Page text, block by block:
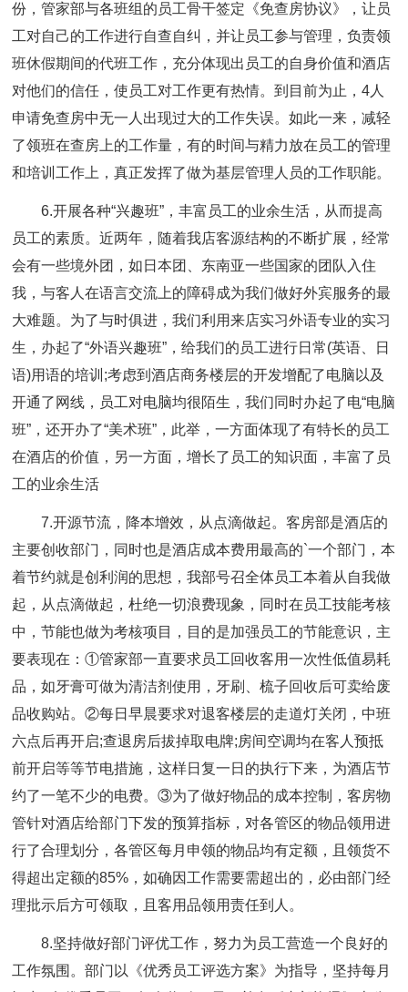
份，管家部与各班组的员工骨干签定《免查房协议》，让员
工对自己的工作进行自查自纠，并让员工参与管理，负责领
班休假期间的代班工作，充分体现出员工的自身价值和酒店
对他们的信任，使员工对工作更有热情。到目前为止，4人
申请免查房中无一人出现过大的工作失误。如此一来，减轻
了领班在查房上的工作量，有的时间与精力放在员工的管理
和培训工作上，真正发挥了做为基层管理人员的工作职能。
6.开展各种“兴趣班”，丰富员工的业余生活，从而提高
员工的素质。近两年，随着我店客源结构的不断扩展，经常
会有一些境外团，如日本团、东南亚一些国家的团队入住
我，与客人在语言交流上的障碍成为我们做好外宾服务的最
大难题。为了与时俱进，我们利用来店实习外语专业的实习
生，办起了“外语兴趣班”，给我们的员工进行日常(英语、日
语)用语的培训;考虑到酒店商务楼层的开发增配了电脑以及
开通了网线，员工对电脑均很陌生，我们同时办起了电“电脑
班”，还开办了“美术班”，此举，一方面体现了有特长的员工
在酒店的价值，另一方面，增长了员工的知识面，丰富了员
工的业余生活
7.开源节流，降本增效，从点滴做起。客房部是酒店的
主要创收部门，同时也是酒店成本费用最高的`一个部门，本
着节约就是创利润的思想，我部号召全体员工本着从自我做
起，从点滴做起，杜绝一切浪费现象，同时在员工技能考核
中，节能也做为考核项目，目的是加强员工的节能意识，主
要表现在：①管家部一直要求员工回收客用一次性低值易耗
品，如牙膏可做为清洁剂使用，牙刷、梳子回收后可卖给废
品收购站。②每日早晨要求对退客楼层的走道灯关闭，中班
六点后再开启;查退房后拔掉取电牌;房间空调均在客人预抵
前开启等等节电措施，这样日复一日的执行下来，为酒店节
约了一笔不少的电费。③为了做好物品的成本控制，客房物
管针对酒店给部门下发的预算指标，对各管区的物品领用进
行了合理划分，各管区每月申领的物品均有定额，且领货不
得超出定额的85%，如确因工作需要需超出的，必由部门经
理批示后方可领取，且客用品领用责任到人。
8.坚持做好部门评优工作，努力为员工营造一个良好的
工作氛围。部门以《优秀员工评选方案》为指导，坚持每月